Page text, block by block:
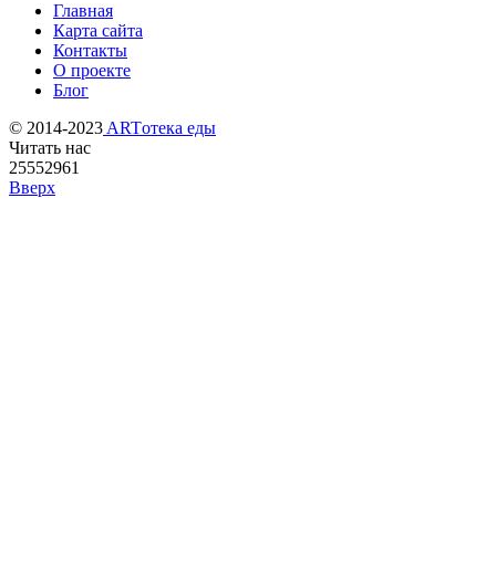
Главная
Карта сайта
Контакты
О проекте
Блог
© 2014-2023 ARTотека еды
Читать нас
25552961
Вверх